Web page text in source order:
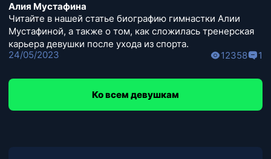
Алия Мустафина
Читайте в нашей статье биографию гимнастки Алии
Мустафиной, а также о том, как сложилась тренерская
карьера девушки после ухода из спорта.
24/05/2023
12358 1
Ко всем девушкам